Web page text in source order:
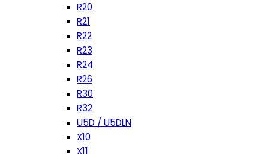
R20
R21
R22
R23
R24
R26
R30
R32
U5D / U5DLN
X10